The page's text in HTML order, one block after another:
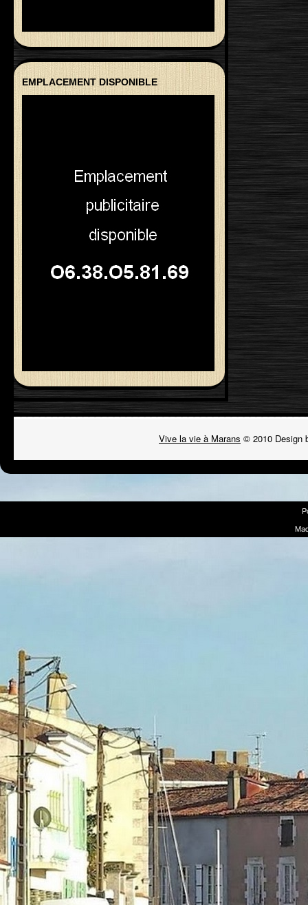
EMPLACEMENT DISPONIBLE
Vive la vie à Marans © 2010 Design